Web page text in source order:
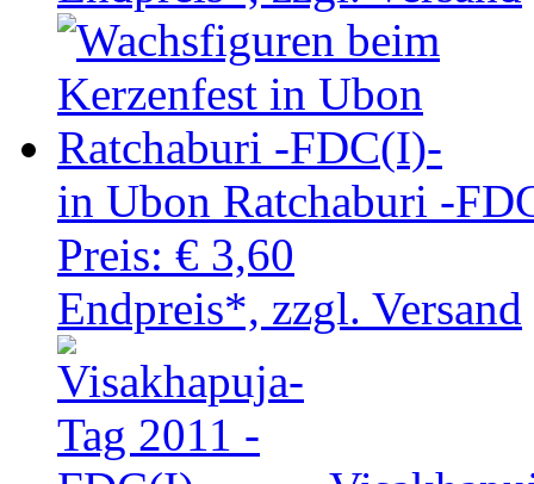
in Ubon Ratchaburi -
Preis: € 3,60
Endpreis*, zzgl. Versand